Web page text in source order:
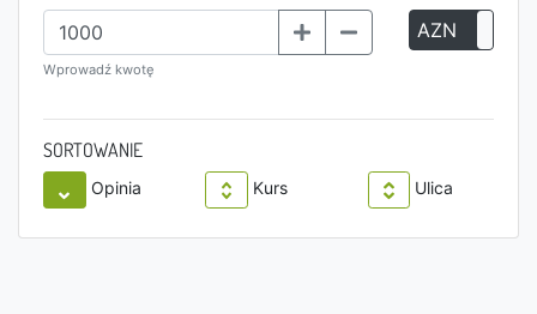
Wprowadź kwotę
AZN
SORTOWANIE
Opinia Kurs Ulica